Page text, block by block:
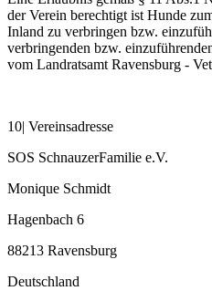
der Verein berechtigt ist Hunde
Inland zu verbringen bzw.
verbringenden bzw.
vom Landratsamt Ravensburg -
10| Vereinsadresse
SOS SchnauzerFamilie e.V.
Monique Schmidt
Hagenbach 6
88213 Ravensburg
Deutschland